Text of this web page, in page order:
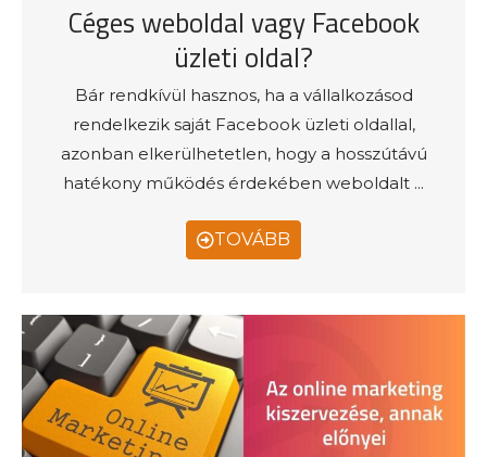
Céges weboldal vagy Facebook
üzleti oldal?
Bár rendkívül hasznos, ha a vállalkozásod
rendelkezik saját Facebook üzleti oldallal,
azonban elkerülhetetlen, hogy a hosszútávú
hatékony működés érdekében weboldalt ...
TOVÁBB